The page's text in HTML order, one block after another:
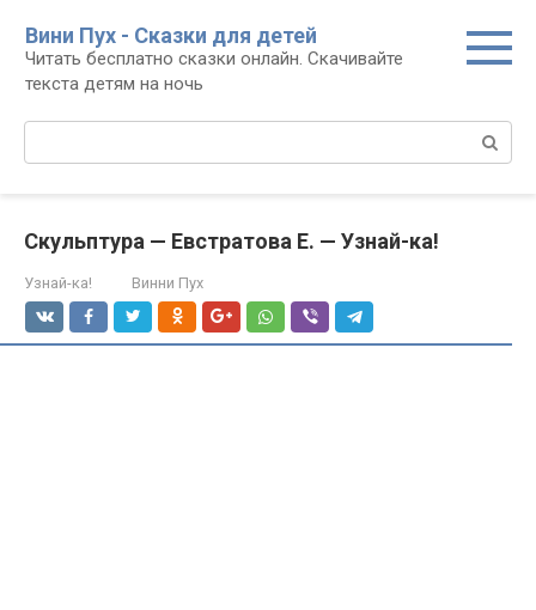
контенту
Вини Пух - Сказки для детей
Читать бесплатно сказки онлайн. Скачивайте
текста детям на ночь
Скульптура — Евстратова Е. — Узнай-ка!
Узнай-ка! Винни Пух